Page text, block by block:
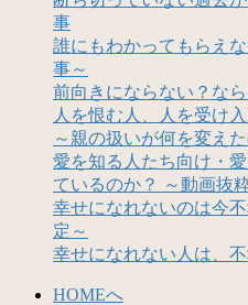
事
誰にもわかってもらえ
事～
前向きにならない？な
人を恨む人、人を受け
～親の扱いが何を変え
愛を知る人たち向け・
ているのか？ ～動画抜
幸せになれないのは今
定～
幸せになれない人は、
HOMEへ